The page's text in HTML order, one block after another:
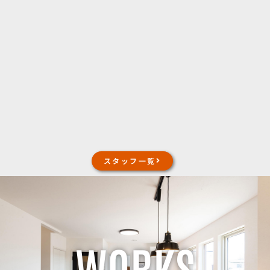
スタッフ一覧